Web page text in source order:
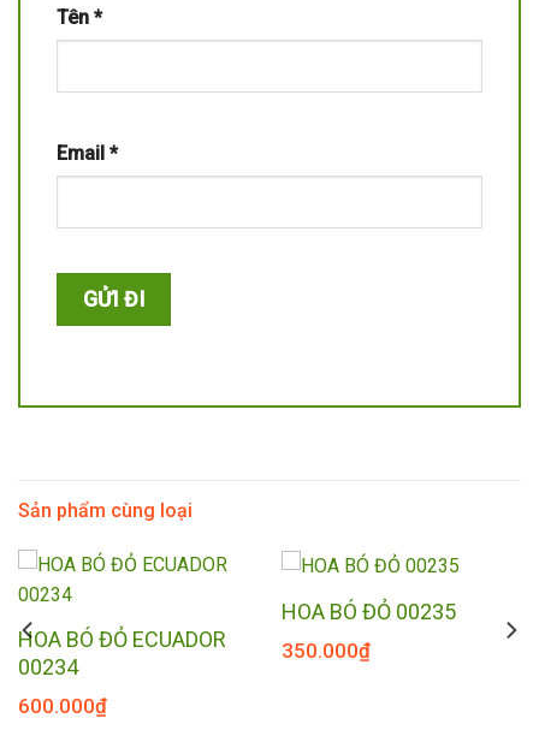
Tên *
Email *
Sản phẩm cùng loại
HOA BÓ ĐỎ ECUADOR
00234
600.000₫
HOA BÓ ĐỎ 00235
350.000₫